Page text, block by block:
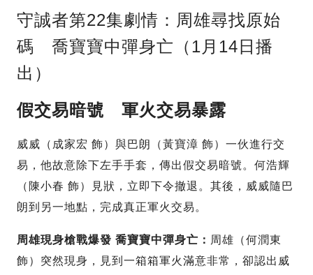
守誠者第22集劇情：周雄尋找原始
碼 喬寶寶中彈身亡（1月14日播
出）
假交易暗號 軍火交易暴露
威威（成家宏 飾）與巴朗（黃寶漳 飾）一伙進行交
易，他故意除下左手手套，傳出假交易暗號。何浩輝
（陳小春 飾）見狀，立即下令撤退。其後，威威隨巴
朗到另一地點，完成真正軍火交易。
周雄現身槍戰爆發 喬寶寶中彈身亡： 周雄（何潤東
飾）突然現身，見到一箱箱軍火滿意非常，卻認出威